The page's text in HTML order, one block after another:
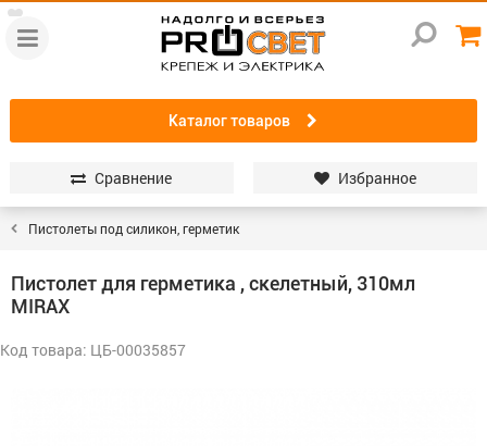
Каталог товаров
Сравнение Избранное
Пистолеты под силикон, герметик
Пистолет для герметика , скелетный, 310мл
MIRAX
Код товара: ЦБ-00035857